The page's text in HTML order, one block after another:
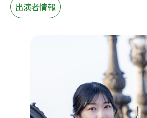
出演者情報